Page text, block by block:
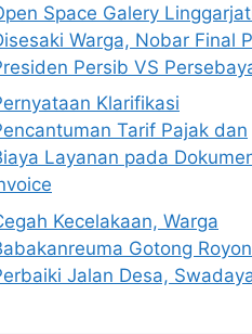
Space Galery
Warga, Nobar Final
Persib VS
Klarifikasi
Tarif Pajak dan
Layanan pada
Kecelakaan, Warga
Gotong
Jalan Desa,